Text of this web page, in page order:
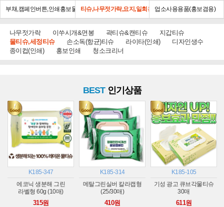
부채,캠페인버튼,인쇄홍보물 티슈,나무젓가락,요지,일회용 업소사용용품(홍보겸용)
나무젓가락 이쑤시개&면봉 곽티슈&캔티슈
지갑티슈
물티슈,세정티슈
손소독(항균)티슈 라이타(인쇄)
디자인생수
종이컵(인쇄)
홍보인쇄 청소크리너
BEST 인기상품
K185-347
에코닉 생분해 그린
라벨형 60g (10매)
315원
K185-314
메탈그린실버 칼라캡형
(25/30매)
410원
K185-105
기성 광고 큐브각물티슈
30매
611원